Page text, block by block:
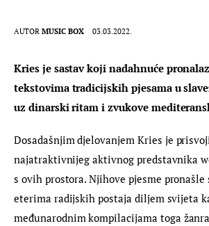
AUTOR MUSIC BOX 03.03.2022.
Kries je sastav koji nadahnuće
tekstovima tradicijskih pjesama u
uz dinarski ritam i zvukove
Dosadašnjim djelovanjem Kries je
najatraktivnijeg aktivnog predstavnika
s ovih prostora. Njihove pjesme pronašle
eterima radijskih postaja diljem svijeta
međunarodnim kompilacijama toga